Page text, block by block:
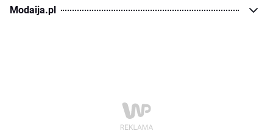
Modaija.pl